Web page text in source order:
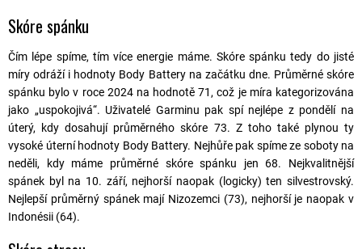
Skóre spánku
Čím lépe spíme, tím více energie máme. Skóre spánku tedy do jisté
míry odráží i hodnoty Body Battery na začátku dne. Průměrné skóre
spánku bylo v roce 2024 na hodnotě 71, což je míra kategorizována
jako „uspokojivá“. Uživatelé Garminu pak spí nejlépe z pondělí na
úterý, kdy dosahují průměrného skóre 73. Z toho také plynou ty
vysoké úterní hodnoty Body Battery. Nejhůře pak spíme ze soboty na
neděli, kdy máme průměrné skóre spánku jen 68. Nejkvalitnější
spánek byl na 10. září, nejhorší naopak (logicky) ten silvestrovský.
Nejlepší průměrný spánek mají Nizozemci (73), nejhorší je naopak v
Indonésii (64).